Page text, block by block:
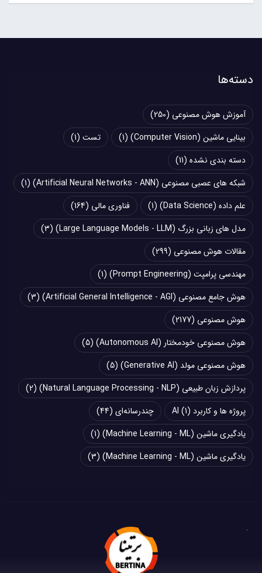
دسته‌ها
آموزش هوش مصنوعی (250)
بینایی ماشین (Computer Vision)
(1) تست (1)
دسته بندی نشده (11)
شبکه های عصبی مصنوعی (Artificial Neural Networks - ANN)
(1)
علم داده (Data Science)
(1) فناوری مالی (164)
مدل های زبانی بزرگ (Large Language Models - LLM)
(3)
مقالات هوش مصنوعی (299)
مهندسی پرامپت (Prompt Engineering)
(1)
هوش جامع مصنوعی (Artificial General Intelligence - AGI)
(3)
هوش مصنوعی (2177)
هوش مصنوعی خودمختار (Autonomous AI)
(5)
هوش مصنوعی مولد (Generative AI)
(5)
پردازش زبان طبیعی (Natural Language Processing - NLP)
(2)
پروژه ها و کاربرد AI (1) چند‌‌رسانه‌ای (44)
یادگیری ماشین (Machine Learning - ML)
(1)
یادگیری ماشین (Machine Learning - ML)
(3)